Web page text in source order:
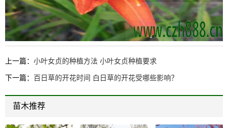
上一篇： 小叶女贞的种植方法 小叶女贞种植要求
下一篇： 百日草的开花时间 白日草的开花受哪些影响？
苗木推荐